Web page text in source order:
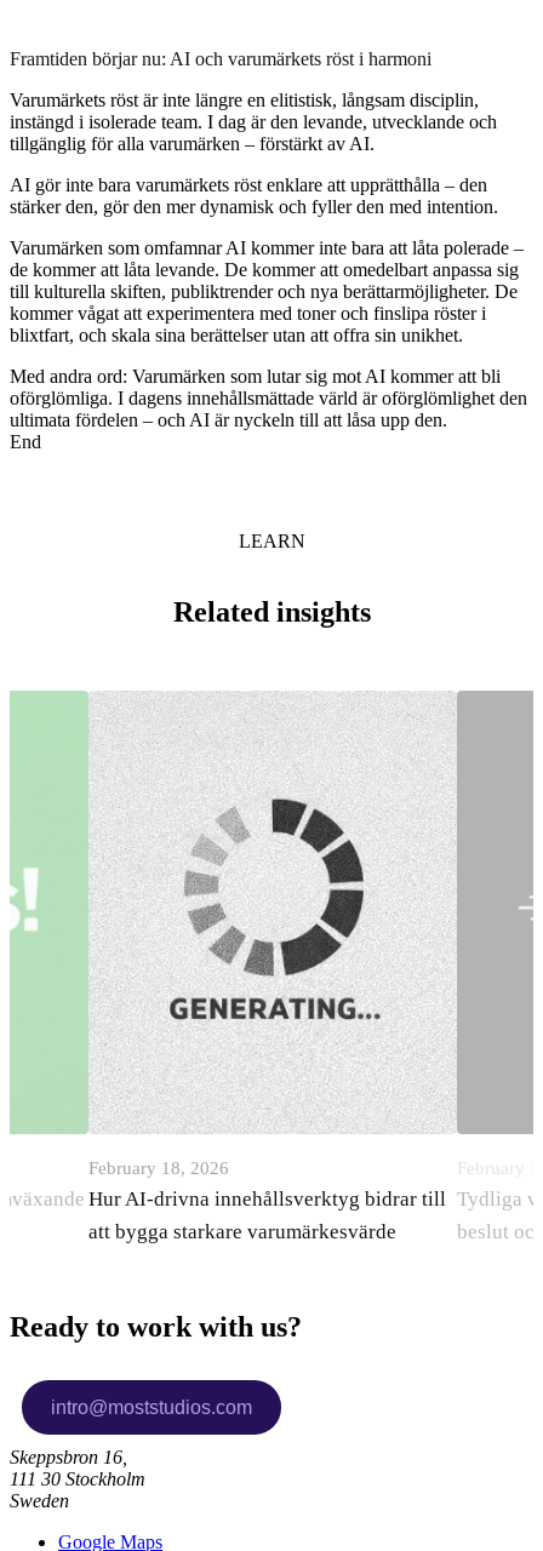
Framtiden börjar nu: AI och varumärkets röst i harmoni
Varumärkets röst är inte längre en elitistisk, långsam disciplin,
instängd i isolerade team. I dag är den levande, utvecklande och
tillgänglig för alla varumärken – förstärkt av AI.
AI gör inte bara varumärkets röst enklare att upprätthålla – den
stärker den, gör den mer dynamisk och fyller den med intention.
Varumärken som omfamnar AI kommer inte bara att låta polerade –
de kommer att låta levande. De kommer att omedelbart anpassa sig
till kulturella skiften, publiktrender och nya berättarmöjligheter. De
kommer vågat att experimentera med toner och finslipa röster i
blixtfart, och skala sina berättelser utan att offra sin unikhet.
Med andra ord: Varumärken som lutar sig mot AI kommer att bli
oförglömliga. I dagens innehållsmättade värld är oförglömlighet den
ultimata fördelen – och AI är nyckeln till att låsa upp den.
End
LEARN
Related insights
February 18, 2026
Hur AI-drivna innehållsverktyg bidrar till
att bygga starkare varumärkesvärde
February
Tydliga
beslut
Ready to work with us?
Skeppsbron 16,
111 30 Stockholm
Sweden
Google Maps